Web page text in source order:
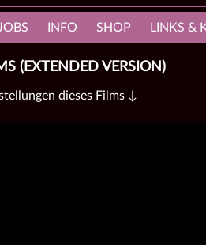
INFO SHOP LINKS &
(EXTENDED VERSION)
dieses Films ↓